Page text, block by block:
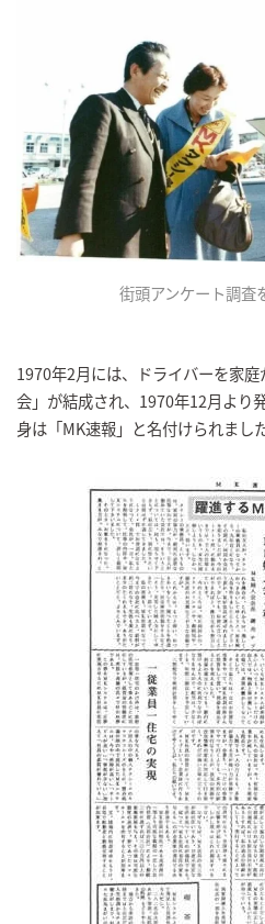
街頭アンケート調査
1970年2月には、ドライバーを家
会」が結成され、1970年12月より
身は「MK速報」と名付けられました